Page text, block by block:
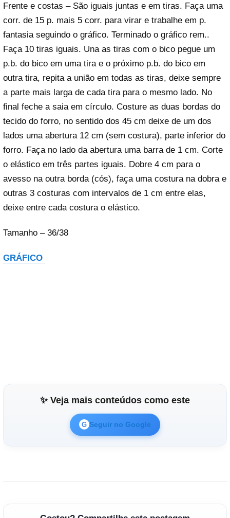
Frente e costas – São iguais juntas e em tiras. Faça uma
corr. de 15 p. mais 5 corr. para virar e trabalhe em p.
fantasia seguindo o gráfico. Terminado o gráfico rem..
Faça 10 tiras iguais. Una as tiras com o bico pegue um
p.b. do bico em uma tira e o próximo p.b. do bico em
outra tira, repita a união em todas as tiras, deixe sempre
a parte mais larga de cada tira para o mesmo lado. No
final feche a saia em círculo. Costure as duas bordas do
tecido do forro, no sentido dos 45 cm deixe de um dos
lados uma abertura 12 cm (sem costura), parte inferior do
forro. Faça no lado da abertura uma barra de 1 cm. Corte
o elástico em três partes iguais. Dobre 4 cm para o
avesso na outra borda (cós), faça uma costura na dobra e
outras 3 costuras com intervalos de 1 cm entre elas,
deixe entre cada costura o elástico.
Tamanho – 36/38
GRÁFICO
✨ Veja mais conteúdos como este
G Seguir no Google